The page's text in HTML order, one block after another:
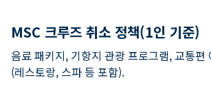
MSC 크루즈 취소 정책(1인 기준)
음료 패키지, 기항지 관광 프로그램, 교통편
(레스토랑, 스파 등 포함).